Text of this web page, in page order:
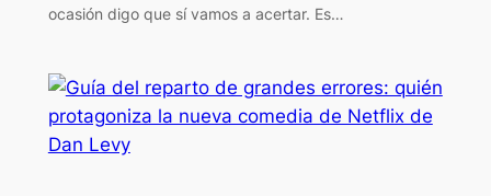
ocasión digo que sí vamos a acertar. Es…